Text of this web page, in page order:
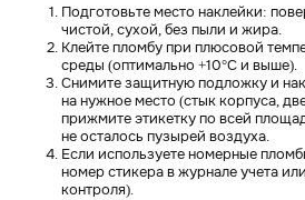
Подготовьте место наклейки:
чистой, сухой, без пыли и жира.
Клейте пломбу при плюсовой
среды (оптимально +10°C и выше).
Снимите защитную подложку и
на нужное место (стык корпуса,
прижмите этикетку по всей
не осталось пузырей воздуха.
Если используете номерные
номер стикера в журнале учета
контроля).